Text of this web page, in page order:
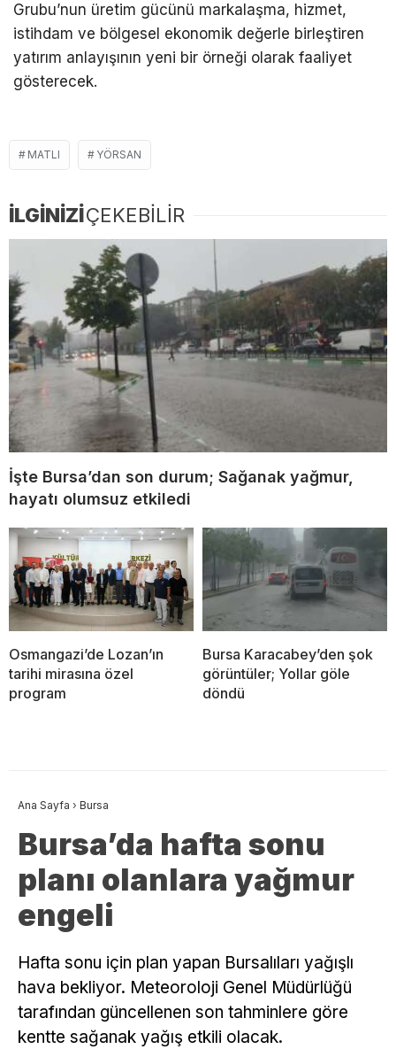
Grubu’nun üretim gücünü markalaşma, hizmet,
istihdam ve bölgesel ekonomik değerle birleştiren
yatırım anlayışının yeni bir örneği olarak faaliyet
gösterecek.
MATLI YÖRSAN
İLGİNİZİÇEKEBİLİR
İşte Bursa’dan son durum; Sağanak yağmur,
hayatı olumsuz etkiledi
Osmangazi’de Lozan’ın
tarihi mirasına özel
program
Bursa Karacabey’den şok
görüntüler; Yollar göle
döndü
Ana Sayfa › Bursa
Bursa’da hafta sonu
planı olanlara yağmur
engeli
Hafta sonu için plan yapan Bursalıları yağışlı
hava bekliyor. Meteoroloji Genel Müdürlüğü
tarafından güncellenen son tahminlere göre
kentte sağanak yağış etkili olacak.